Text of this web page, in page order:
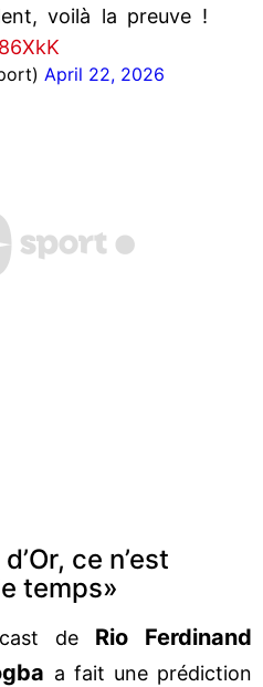
voilà la preuve !
April 22, 2026
ce n’est
temps»
de Rio Ferdinand
a fait une prédiction